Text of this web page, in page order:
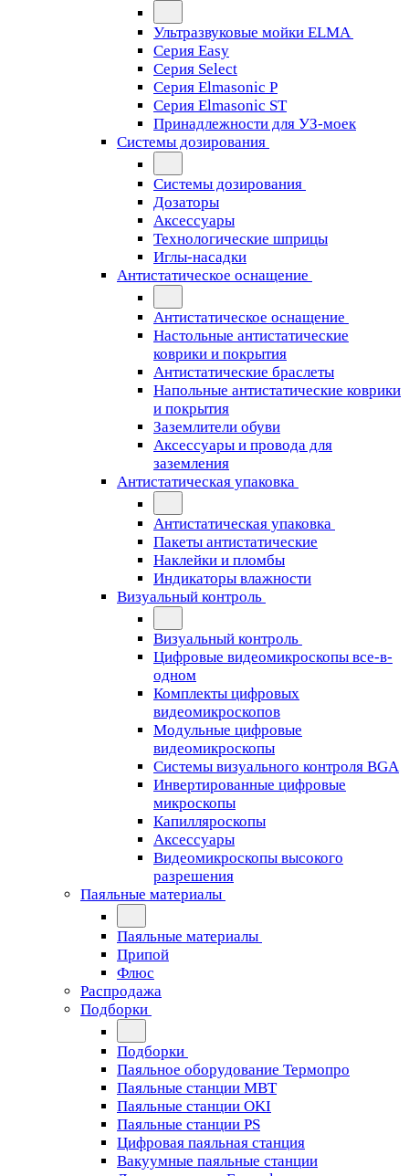
Ультразвуковые мойки ELMA
Серия Easy
Серия Select
Серия Elmasonic P
Серия Elmasonic ST
Принадлежности для УЗ-моек
Системы дозирования
Системы дозирования
Дозаторы
Аксессуары
Технологические шприцы
Иглы-насадки
Антистатическое оснащение
Антистатическое оснащение
Настольные антистатические
коврики и покрытия
Антистатические браслеты
Напольные антистатические коврики
и покрытия
Заземлители обуви
Аксессуары и провода для
заземления
Антистатическая упаковка
Антистатическая упаковка
Пакеты антистатические
Наклейки и пломбы
Индикаторы влажности
Визуальный контроль
Визуальный контроль
Цифровые видеомикроскопы все-в-
одном
Комплекты цифровых
видеомикроскопов
Модульные цифровые
видеомикроскопы
Cистемы визуального контроля BGA
Инвертированные цифровые
микроскопы
Капилляроскопы
Аксессуары
Видеомикроскопы высокого
разрешения
Паяльные материалы
Паяльные материалы
Припой
Флюс
Распродажа
Подборки
Подборки
Паяльное оборудование Термопро
Паяльные станции MBT
Паяльные станции OKI
Паяльные станции PS
Цифровая паяльная станция
Вакуумные паяльные станции